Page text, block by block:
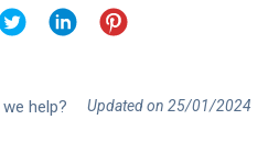
help? Updated on 25/01/2024